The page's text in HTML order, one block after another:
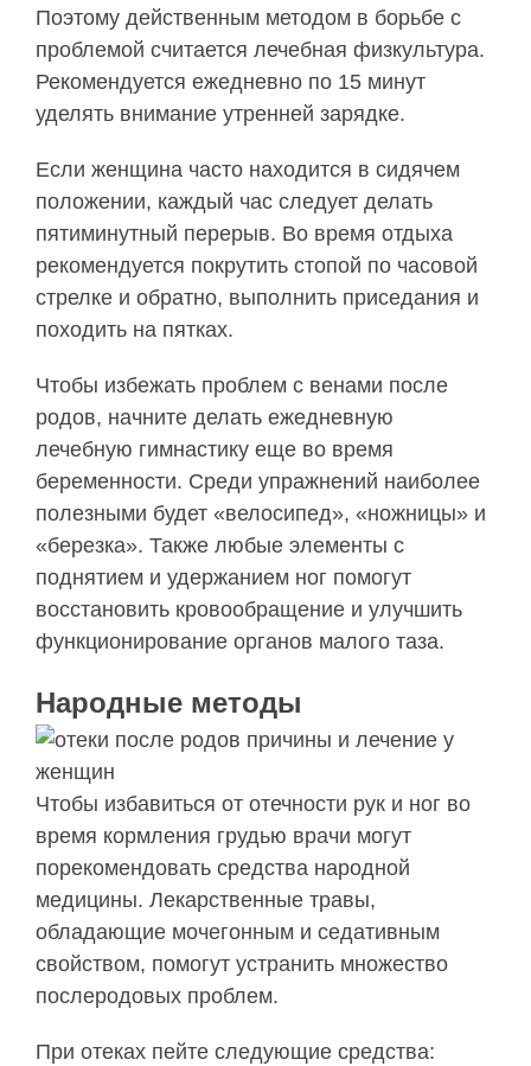
Поэтому действенным методом в борьбе с
проблемой считается лечебная физкультура.
Рекомендуется ежедневно по 15 минут
уделять внимание утренней зарядке.
Если женщина часто находится в сидячем
положении, каждый час следует делать
пятиминутный перерыв. Во время отдыха
рекомендуется покрутить стопой по часовой
стрелке и обратно, выполнить приседания и
походить на пятках.
Чтобы избежать проблем с венами после
родов, начните делать ежедневную
лечебную гимнастику еще во время
беременности. Среди упражнений наиболее
полезными будет «велосипед», «ножницы» и
«березка». Также любые элементы с
поднятием и удержанием ног помогут
восстановить кровообращение и улучшить
функционирование органов малого таза.
Народные методы
Чтобы избавиться от отечности рук и ног во
время кормления грудью врачи могут
порекомендовать средства народной
медицины. Лекарственные травы,
обладающие мочегонным и седативным
свойством, помогут устранить множество
послеродовых проблем.
При отеках пейте следующие средства: